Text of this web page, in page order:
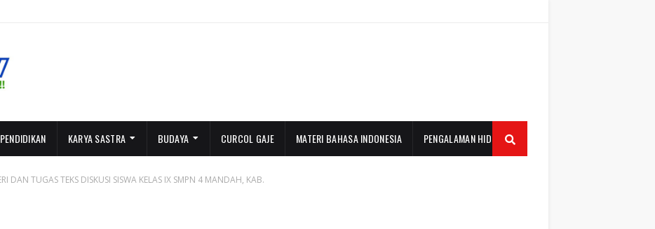
PENDIDIKAN KARYA SASTRA BUDAYA CURCOL GAJE MATERI BAHASA INDONESIA PENGALAMAN HIDUP
DAN TUGAS TEKS DISKUSI SISWA KELAS IX SMPN 4 MANDAH, KAB.